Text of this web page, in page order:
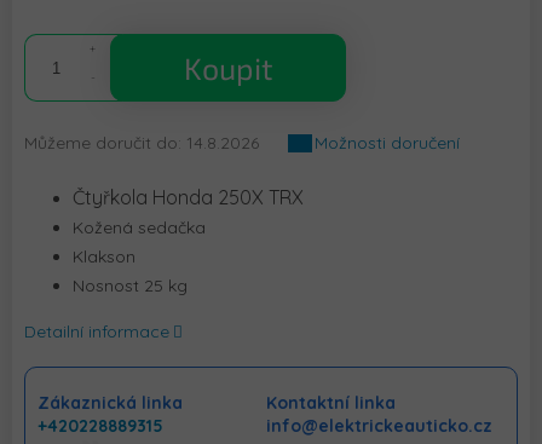
cena:
Koupit
Můžeme doručit do: 14.8.2026 Možnosti doručení
Čtyřkola Honda 250X TRX
Kožená sedačka
Klakson
Nosnost 25 kg
Detailní informace
Zákaznická linka
+420228889315
Kontaktní linka
info@elektrickeauticko.cz